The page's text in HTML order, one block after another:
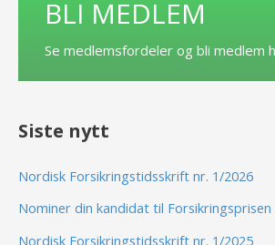
BLI MEDLEM
Se medlemsfordeler og bli medlem
Siste nytt
Nordisk Forsikringstidsskrift nr. 1/2026
Nominer din kandidat til Forsikringsprisen
Nordisk Forsikringstidsskrift nr. 1/2025